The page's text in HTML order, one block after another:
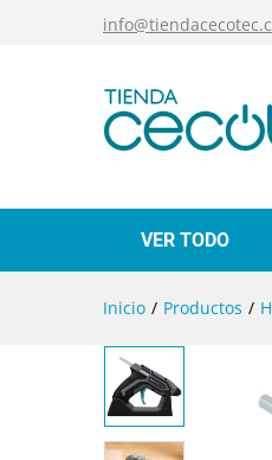
VER TODO
Inicio / Productos /